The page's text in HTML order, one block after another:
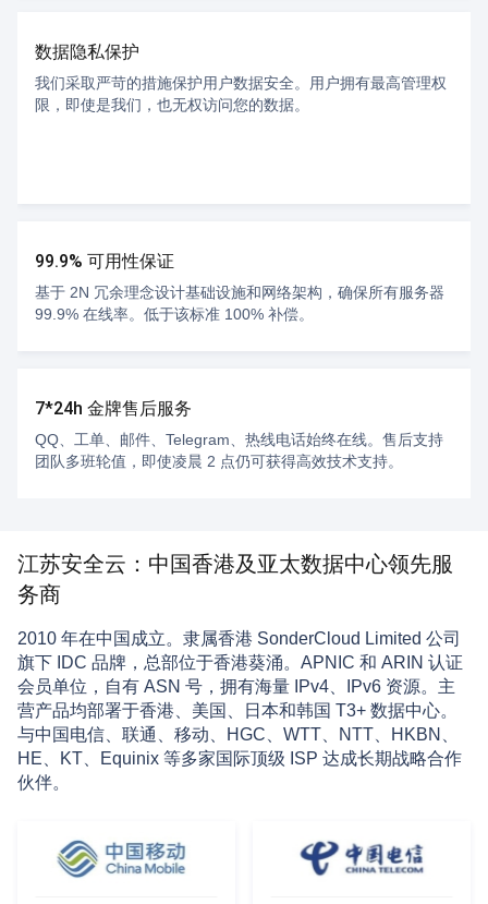
数据隐私保护
我们采取严苛的措施保护用户数据安全。用户拥有最高管理权
限，即使是我们，也无权访问您的数据。
99.9% 可用性保证
基于 2N 冗余理念设计基础设施和网络架构，确保所有服务器
99.9% 在线率。低于该标准 100% 补偿。
7*24h 金牌售后服务
QQ、工单、邮件、Telegram、热线电话始终在线。售后支持
团队多班轮值，即使凌晨 2 点仍可获得高效技术支持。
江苏安全云：中国香港及亚太数据中心领先服
务商
2010 年在中国成立。隶属香港 SonderCloud Limited 公司
旗下 IDC 品牌，总部位于香港葵涌。APNIC 和 ARIN 认证
会员单位，自有 ASN 号，拥有海量 IPv4、IPv6 资源。主
营产品均部署于香港、美国、日本和韩国 T3+ 数据中心。
与中国电信、联通、移动、HGC、WTT、NTT、HKBN、
HE、KT、Equinix 等多家国际顶级 ISP 达成长期战略合作
伙伴。